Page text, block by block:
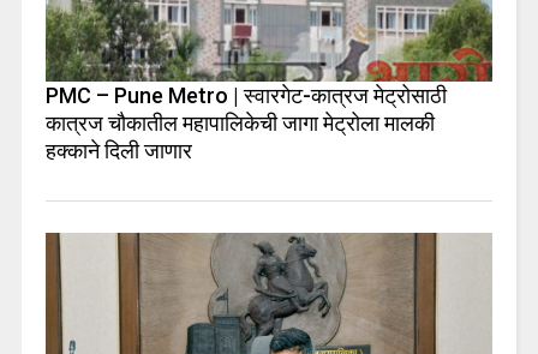
PMC – Pune Metro | स्वारगेट-कात्रज मेट्रोसाठी
कात्रज चौकातील महापालिकेची जागा मेट्रोला मालकी
हक्काने दिली जाणार